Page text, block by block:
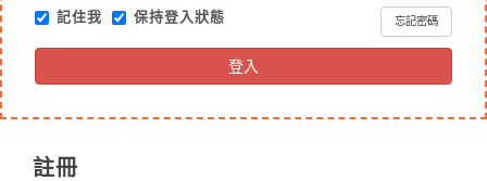
記住我 保持登入狀態 忘記密碼
登入
註冊